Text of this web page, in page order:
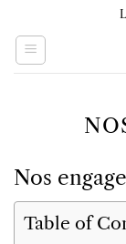
content
Nos
Table of